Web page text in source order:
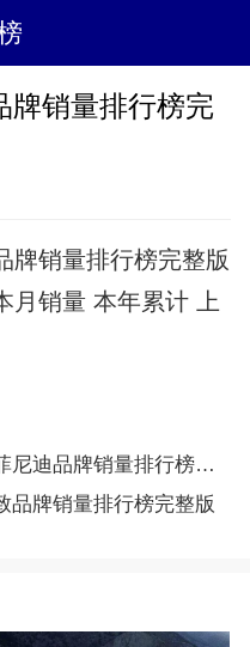
牌销量排行榜完
牌销量排行榜完整版
销量 本年累计 上
品牌销量排行榜完整版
品牌销量排行榜完整版